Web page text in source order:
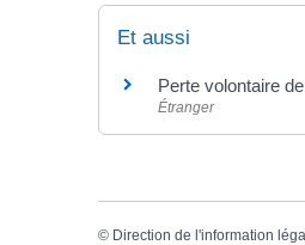
Et aussi
Perte volontaire
Étranger
© Direction de l'information